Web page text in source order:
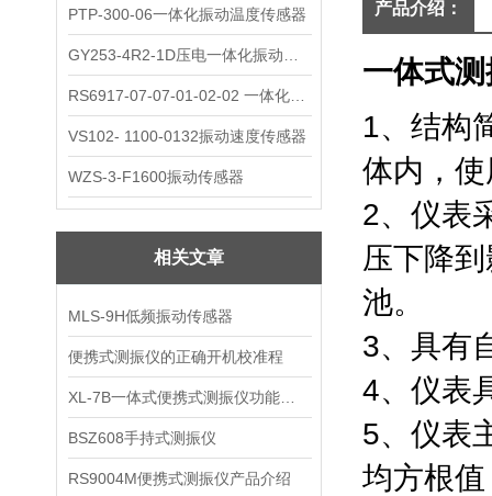
PTP-300-06一体化振动温度传感器
VS102- 1100-0132振动速度传感器
WZS-3-F1600振动传感器
相关文章
MLS-9H低频振动传感器
便携式测振仪的正确开机校准程
BSZ608手持式测振仪
RS9004M便携式测振仪产品介绍
产品介绍：
一体式
1、结构
体内，
2、仪表
压下降
池。
3、具有
4、仪表
5、仪表
均方根